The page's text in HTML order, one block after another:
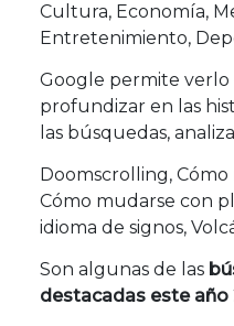
Cultura, Economía,
Entretenimiento,
Google permite
profundizar en las
las búsquedas,
Doomscrolling,
Cómo mudarse con
idioma de signos,
Son algunas de las
destacadas este año